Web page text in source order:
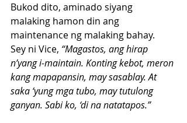
Bukod dito, aminado siyang
malaking hamon din ang
maintenance ng malaking bahay.
Sey ni Vice, “Magastos, ang hirap
n’yang i-maintain. Konting kebot, meron
kang mapapansin, may sasablay. At
saka ‘yung mga tubo, may tutulong
ganyan. Sabi ko, ‘di na natatapos.”